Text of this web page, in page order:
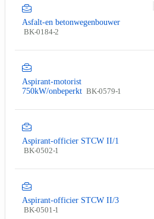
Asfalt-en betonwegenbouwer
BK-0184-2
Aspirant-motorist
750kW/onbeperkt BK-0579-1
Aspirant-officier STCW II/1
BK-0502-1
Aspirant-officier STCW II/3
BK-0501-1